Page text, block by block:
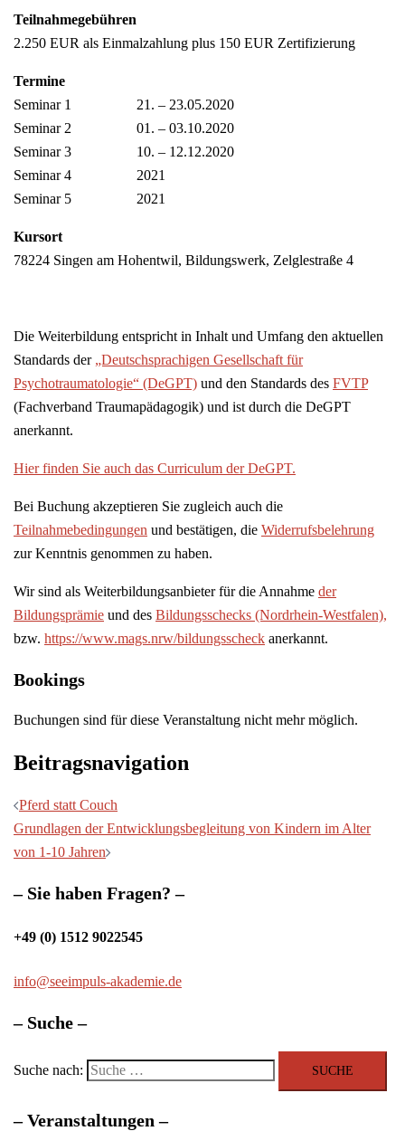
Teilnahmegebühren
2.250 EUR als Einmalzahlung plus 150 EUR Zertifizierung
Termine
Seminar 1 21. – 23.05.2020
Seminar 2 01. – 03.10.2020
Seminar 3 10. – 12.12.2020
Seminar 4 2021
Seminar 5 2021
Kursort
78224 Singen am Hohentwil, Bildungswerk, Zelglestraße 4
Die Weiterbildung entspricht in Inhalt und Umfang den aktuellen
Standards der „Deutschsprachigen Gesellschaft für
Psychotraumatologie“ (DeGPT) und den Standards des FVTP
(Fachverband Traumapädagogik) und ist durch die DeGPT
anerkannt.
Hier finden Sie auch das Curriculum der DeGPT.
Bei Buchung akzeptieren Sie zugleich auch die
Teilnahmebedingungen und bestätigen, die Widerrufsbelehrung
zur Kenntnis genommen zu haben.
Wir sind als Weiterbildungsanbieter für die Annahme der
Bildungsprämie und des Bildungsschecks (Nordrhein-Westfalen),
bzw. https://www.mags.nrw/bildungsscheck anerkannt.
Bookings
Buchungen sind für diese Veranstaltung nicht mehr möglich.
Beitragsnavigation
Pferd statt Couch
Grundlagen der Entwicklungsbegleitung von Kindern im Alter
von 1-10 Jahren
– Sie haben Fragen? –
+49 (0) 1512 9022545
info@seeimpuls-akademie.de
– Suche –
Suche nach:
– Veranstaltungen –